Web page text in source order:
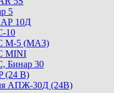
5
10Д
10
М-5 (МАЗ)
MINI
Бинар 30
(24 В)
АПЖ-30Д (24В)